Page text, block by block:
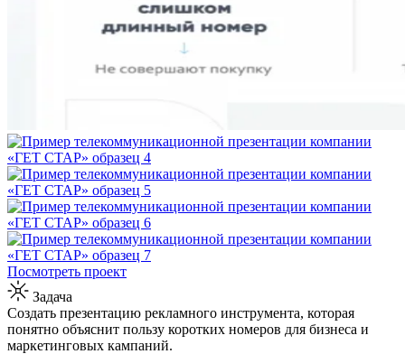
Посмотреть проект
Задача
Создать презентацию рекламного инструмента, которая
понятно объяснит пользу коротких номеров для бизнеса и
маркетинговых кампаний.